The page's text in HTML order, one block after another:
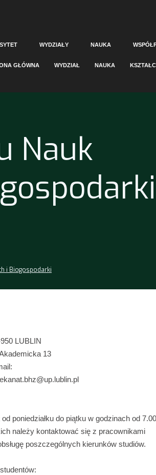
WYDZIAŁY NAUKA
GŁÓWNA WYDZIAŁ NAUKA
Nauk
i Biogospodarki
LUBLIN
13
poniedziałku do piątku w godzinach od
należy kontaktować się z pracownikami
poszczególnych kierunków studiów.